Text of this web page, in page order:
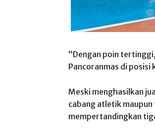
“Dengan poin
Pancoranmas di posisi
Meski menghasilkan
cabang atletik maupun
mempertandingkan